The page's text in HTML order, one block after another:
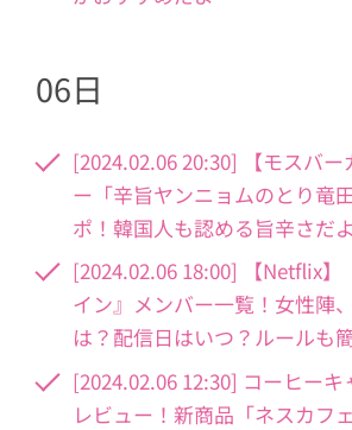
06日
[2024.02.06 20:30] 【モスバ
ー「辛旨ヤンニョムのとり竜
ポ！韓国人も認める旨辛さだ
[2024.02.06 18:00] 【Netflix】
イン』メンバー一覧！女性陣
は？配信日はいつ？ルールも
[2024.02.06 12:30] コーヒー
レビュー！新商品「ネスカフ